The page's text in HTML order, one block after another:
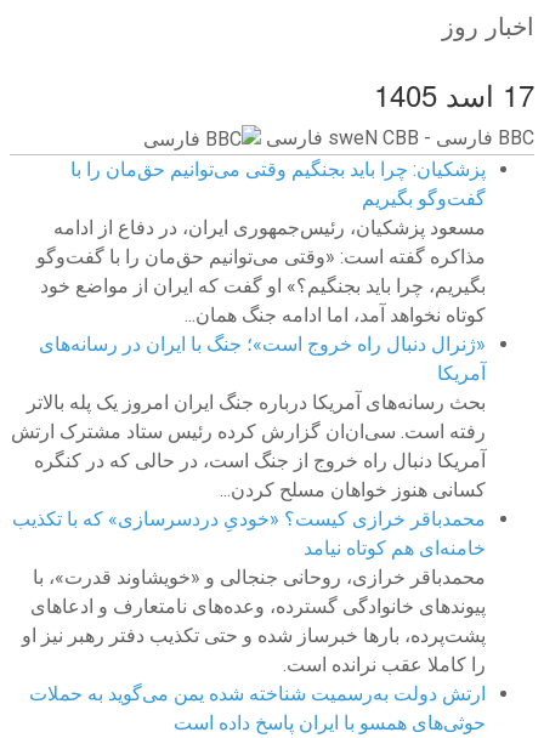
اخبار روز
17 اسد 1405
BBC ‮فارسی - BBC News فارسی
پزشکیان: چرا باید بجنگیم وقتی می‌توانیم حق‌مان را با
گفت‌وگو بگیریم
مسعود پزشکیان، رئیس‌جمهوری ایران، در دفاع از ادامه
مذاکره گفته است: «وقتی می‌توانیم حق‌مان را با گفت‌وگو
بگیریم، چرا باید بجنگیم؟» او گفت که ایران از مواضع خود
کوتاه نخواهد آمد، اما ادامه جنگ همان...
«ژنرال دنبال راه خروج است»؛ جنگ با ایران در رسانه‌های
آمریکا
بحث رسانه‌های آمریکا درباره جنگ ایران امروز یک پله بالاتر
رفته است. سی‌ان‌ان گزارش کرده رئیس ستاد مشترک ارتش
آمریکا دنبال راه خروج از جنگ است، در حالی که در کنگره
کسانی هنوز خواهان مسلح کردن...
محمدباقر خرازی کیست؟ «خودیِ دردسرسازی» که با تکذیب
خامنه‌ای هم کوتاه نیامد
محمدباقر خرازی، روحانی جنجالی و «خویشاوند قدرت»، با
پیوندهای خانوادگی گسترده، وعده‌های نامتعارف و ادعاهای
پشت‌پرده، بارها خبرساز شده و حتی تکذیب دفتر رهبر نیز او
را کاملا عقب نرانده است.
ارتش دولت به‌رسمیت شناخته شده یمن می‌گوید به حملات
حوثی‌های همسو با ایران پاسخ داده است